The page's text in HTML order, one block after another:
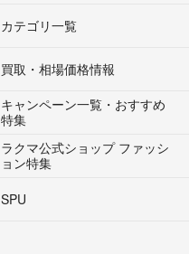
カテゴリ一覧
買取・相場価格情報
キャンペーン一覧・おすすめ
特集
ラクマ公式ショップ ファッシ
ョン特集
SPU